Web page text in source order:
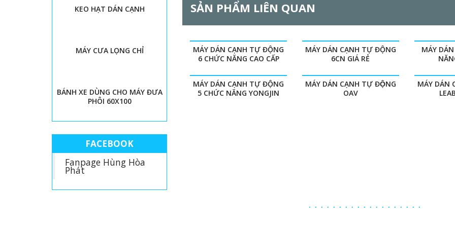
l
G
SẢN PHẨM LIÊN QUAN
MÁY DÁN CẠNH TỰ ĐỘNG
6 CHỨC NĂNG CAO CẤP
MÁY DÁN CẠNH TỰ ĐỘNG
6CN GIÁ RẺ
MÁY
MÁY DÁN CẠNH TỰ ĐỘNG
5 CHỨC NĂNG YONGJIN
MÁY DÁN CẠNH TỰ ĐỘNG
OAV
MÁY DÁN
KEO HẠT DÁN CẠNH
MÁY CƯA LỌNG CHỈ
BÁNH XE DÙNG CHO MÁY ĐƯA
PHÔI 60X100
FACEBOOK
Fanpage Hùng Hòa
Phát